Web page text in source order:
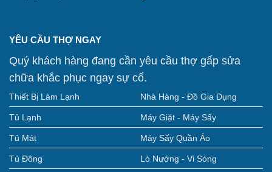
YÊU CẦU THỢ NGAY
Quý khách hàng đang cần yêu cầu thợ gấp sửa
chữa khắc phục ngay sự cố.
Thiết Bị Làm Lạnh Nhà Hàng - Đồ Gia Dụng
Tủ Lạnh Máy Giặt - Máy Sấy
Tủ Mát Máy Sấy Quần Áo
Tủ Đông Lò Nướng - Vi Sóng